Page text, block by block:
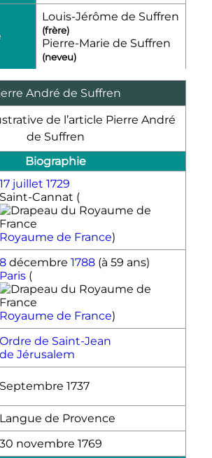
Louis-Jérôme de Suffren
(frère)
Pierre-Marie de Suffren
(neveu)
André de Suffren
Biographie
17 juillet 1729
Saint-Cannat (
Royaume de France)
8 décembre 1788 (à 59 ans)
Paris (
Royaume de France)
Ordre de Saint-Jean
de Jérusalem
Septembre 1737
Langue de Provence
30 novembre 1769